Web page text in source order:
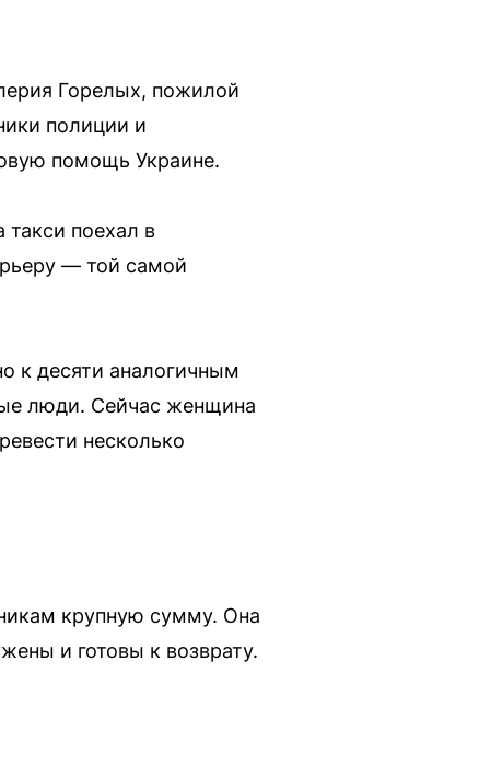
Горелых, пожилой
полиции и
помощь Украине.
поехал в
— той самой
к десяти аналогичным
люди. Сейчас женщина
несколько
крупную сумму. Она
и готовы к возврату.